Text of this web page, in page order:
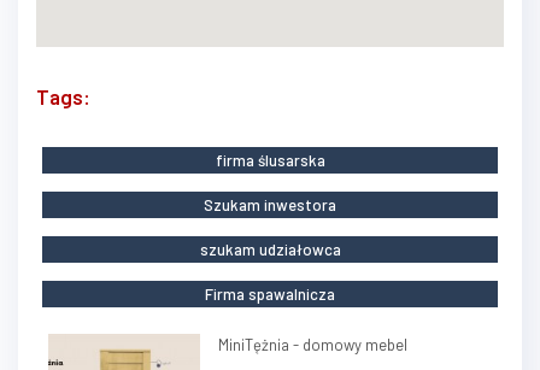
Tags:
firma ślusarska
Szukam inwestora
szukam udziałowca
Firma spawalnicza
MiniTężnia - domowy mebel